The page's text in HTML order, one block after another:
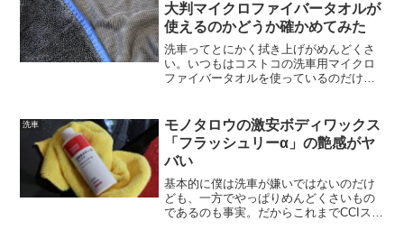
大判マイクロファイバータオルが
使えるのかどうか確かめてみた
洗車ってとにかく拭き上げがめんどくさ
い。いつもはコストコの洗車用マイクロ
ファイバータオルを使っているのだけ
が手間だった。タオルを絞るのは洗車の
当たり前だったのだが...
洗車
モノタロウの激安ボディワックス
「フラッシュリーα」の艶感がヤ
バい
基本的に僕は洗車が嫌いではないのだけ
ども、一方でやっぱりめんどくさいもの
であるのも事実。だからこれまでCCIスマ